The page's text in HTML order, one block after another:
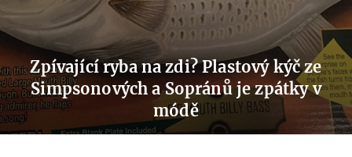
Zpívající ryba na zdi? Plastový kýč ze
Simpsonových a Sopránů je zpátky v
módě